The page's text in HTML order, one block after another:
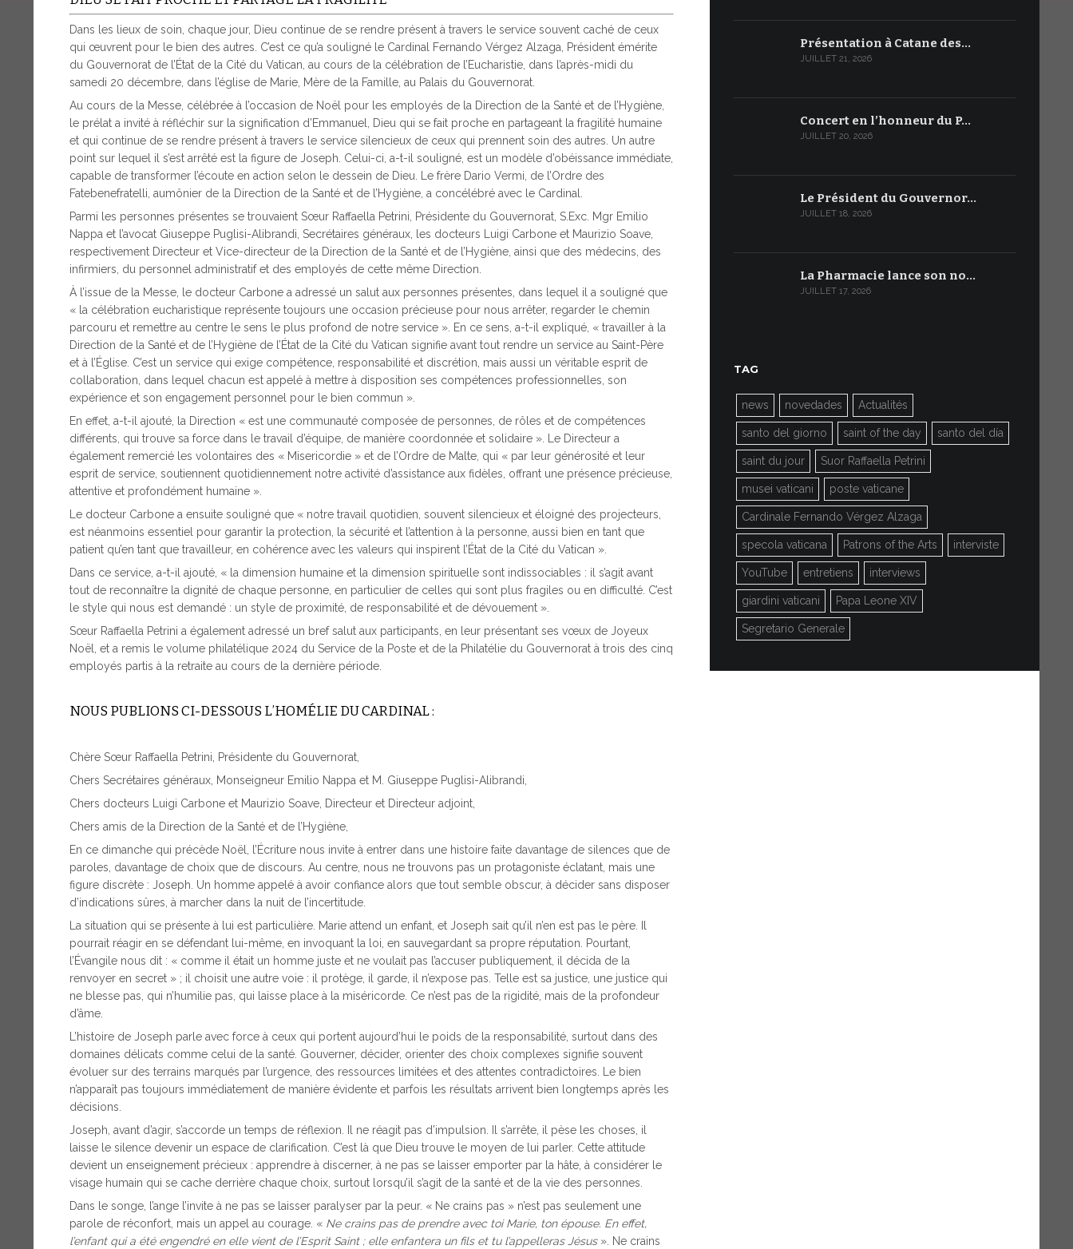
Dans les lieux de soin, chaque jour, Dieu continue de se rendre présent à travers le service souvent caché de ceux
qui œuvrent pour le bien des autres. C’est ce qu’a souligné le Cardinal Fernando Vérgez Alzaga, Président émérite
du Gouvernorat de l’État de la Cité du Vatican, au cours de la célébration de l’Eucharistie, dans l’après-midi du
samedi 20 décembre, dans l’église de Marie, Mère de la Famille, au Palais du Gouvernorat.
Au cours de la Messe, célébrée à l’occasion de Noël pour les employés de la Direction de la Santé et de l’Hygiène,
le prélat a invité à réfléchir sur la signification d’Emmanuel, Dieu qui se fait proche en partageant la fragilité humaine
et qui continue de se rendre présent à travers le service silencieux de ceux qui prennent soin des autres. Un autre
point sur lequel il s’est arrêté est la figure de Joseph. Celui-ci, a-t-il souligné, est un modèle d’obéissance immédiate,
capable de transformer l’écoute en action selon le dessein de Dieu. Le frère Dario Vermi, de l’Ordre des
Fatebenefratelli, aumônier de la Direction de la Santé et de l’Hygiène, a concélébré avec le Cardinal.
Parmi les personnes présentes se trouvaient Sœur Raffaella Petrini, Présidente du Gouvernorat, S.Exc. Mgr Emilio
Nappa et l’avocat Giuseppe Puglisi-Alibrandi, Secrétaires généraux, les docteurs Luigi Carbone et Maurizio Soave,
respectivement Directeur et Vice-directeur de la Direction de la Santé et de l’Hygiène, ainsi que des médecins, des
infirmiers, du personnel administratif et des employés de cette même Direction.
À l’issue de la Messe, le docteur Carbone a adressé un salut aux personnes présentes, dans lequel il a souligné que
« la célébration eucharistique représente toujours une occasion précieuse pour nous arrêter, regarder le chemin
parcouru et remettre au centre le sens le plus profond de notre service ». En ce sens, a-t-il expliqué, « travailler à la
Direction de la Santé et de l’Hygiène de l’État de la Cité du Vatican signifie avant tout rendre un service au Saint-Père
et à l’Église. C’est un service qui exige compétence, responsabilité et discrétion, mais aussi un véritable esprit de
collaboration, dans lequel chacun est appelé à mettre à disposition ses compétences professionnelles, son
expérience et son engagement personnel pour le bien commun ».
En effet, a-t-il ajouté, la Direction « est une communauté composée de personnes, de rôles et de compétences
différents, qui trouve sa force dans le travail d’équipe, de manière coordonnée et solidaire ». Le Directeur a
également remercié les volontaires des « Misericordie » et de l’Ordre de Malte, qui « par leur générosité et leur
esprit de service, soutiennent quotidiennement notre activité d’assistance aux fidèles, offrant une présence précieuse,
attentive et profondément humaine ».
Le docteur Carbone a ensuite souligné que « notre travail quotidien, souvent silencieux et éloigné des projecteurs,
est néanmoins essentiel pour garantir la protection, la sécurité et l’attention à la personne, aussi bien en tant que
patient qu’en tant que travailleur, en cohérence avec les valeurs qui inspirent l’État de la Cité du Vatican ».
Dans ce service, a-t-il ajouté, « la dimension humaine et la dimension spirituelle sont indissociables : il s’agit avant
tout de reconnaître la dignité de chaque personne, en particulier de celles qui sont plus fragiles ou en difficulté. C’est
le style qui nous est demandé : un style de proximité, de responsabilité et de dévouement ».
Sœur Raffaella Petrini a également adressé un bref salut aux participants, en leur présentant ses vœux de Joyeux
Noël, et a remis le volume philatélique 2024 du Service de la Poste et de la Philatélie du Gouvernorat à trois des cinq
employés partis à la retraite au cours de la dernière période.
NOUS PUBLIONS CI-DESSOUS L’HOMÉLIE DU CARDINAL :
Chère Sœur Raffaella Petrini, Présidente du Gouvernorat,
Chers Secrétaires généraux, Monseigneur Emilio Nappa et M. Giuseppe Puglisi-Alibrandi,
Chers docteurs Luigi Carbone et Maurizio Soave, Directeur et Directeur adjoint,
Chers amis de la Direction de la Santé et de l’Hygiène,
En ce dimanche qui précède Noël, l’Écriture nous invite à entrer dans une histoire faite davantage de silences que de
paroles, davantage de choix que de discours. Au centre, nous ne trouvons pas un protagoniste éclatant, mais une
figure discrète : Joseph. Un homme appelé à avoir confiance alors que tout semble obscur, à décider sans disposer
d’indications sûres, à marcher dans la nuit de l’incertitude.
La situation qui se présente à lui est particulière. Marie attend un enfant, et Joseph sait qu’il n’en est pas le père. Il
pourrait réagir en se défendant lui-même, en invoquant la loi, en sauvegardant sa propre réputation. Pourtant,
l’Évangile nous dit : « comme il était un homme juste et ne voulait pas l’accuser publiquement, il décida de la
renvoyer en secret » ; il choisit une autre voie : il protège, il garde, il n’expose pas. Telle est sa justice, une justice qui
ne blesse pas, qui n’humilie pas, qui laisse place à la miséricorde. Ce n’est pas de la rigidité, mais de la profondeur
d’âme.
L’histoire de Joseph parle avec force à ceux qui portent aujourd’hui le poids de la responsabilité, surtout dans des
domaines délicats comme celui de la santé. Gouverner, décider, orienter des choix complexes signifie souvent
évoluer sur des terrains marqués par l’urgence, des ressources limitées et des attentes contradictoires. Le bien
n’apparaît pas toujours immédiatement de manière évidente et parfois les résultats arrivent bien longtemps après les
décisions.
Joseph, avant d’agir, s’accorde un temps de réflexion. Il ne réagit pas d’impulsion. Il s’arrête, il pèse les choses, il
laisse le silence devenir un espace de clarification. C’est là que Dieu trouve le moyen de lui parler. Cette attitude
devient un enseignement précieux : apprendre à discerner, à ne pas se laisser emporter par la hâte, à considérer le
visage humain qui se cache derrière chaque choix, surtout lorsqu’il s’agit de la santé et de la vie des personnes.
Dans le songe, l’ange l’invite à ne pas se laisser paralyser par la peur. « Ne crains pas » n’est pas seulement une
parole de réconfort, mais un appel au courage. « Ne crains pas de prendre avec toi Marie, ton épouse. En effet,
l’enfant qui a été engendré en elle vient de l’Esprit Saint ; elle enfantera un fils et tu l’appelleras Jésus». Ne crains
Présentation à Catane des…
JUILLET 21, 2026
Concert en l’honneur du P…
JUILLET 20, 2026
Le Président du Gouvernor…
JUILLET 18, 2026
La Pharmacie lance son no…
JUILLET 17, 2026
TAG
news novedades Actualités
santo del giorno saint of the day santo del día
saint du jour Suor Raffaella Petrini
musei vaticani poste vaticane
Cardinale Fernando Vérgez Alzaga
specola vaticana Patrons of the Arts interviste
YouTube entretiens interviews
giardini vaticani Papa Leone XIV
Segretario Generale